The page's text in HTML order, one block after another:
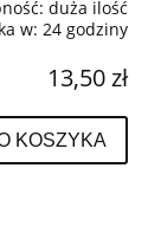
duża ilość
w: 24 godziny
13,50 zł
KOSZYKA